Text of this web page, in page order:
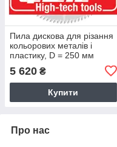
Пила дискова для різання
кольорових металів і
пластику, D = 250 мм
5 620 ₴
Купити
Про нас